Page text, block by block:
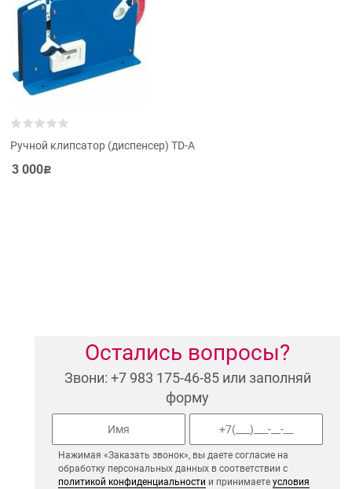
Ручной клипсатор (диспенсер) TD-A
3 000Р
Остались вопросы?
Звони: +7 983 175-46-85 или заполняй
форму
Нажимая «Заказать звонок», вы даете согласие на
обработку персональных данных в соответствии с
политикой конфиденциальности и принимаетеусловия